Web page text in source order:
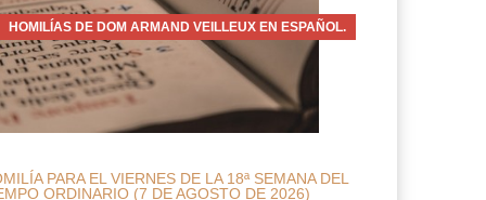
HOMILÍAS DE DOM ARMAND VEILLEUX EN ESPAÑOL.
PARA EL VIERNES DE LA 18ª SEMANA DEL
ORDINARIO (7 DE AGOSTO DE 2026)